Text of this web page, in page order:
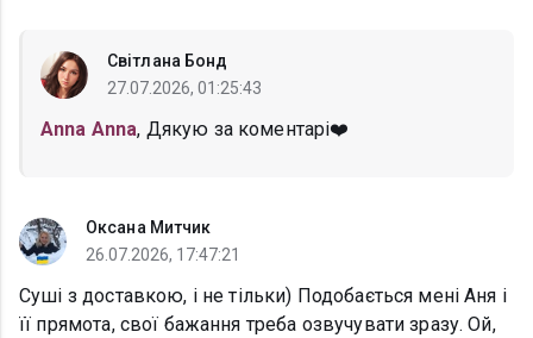
Світлана Бонд
27.07.2026, 01:25:43
Anna Anna, Дякую за коментарі❤️
Оксана Митчик
26.07.2026, 17:47:21
Суші з доставкою, і не тільки) Подобається мені Аня і
її прямота, свої бажання треба озвучувати зразу. Ой,